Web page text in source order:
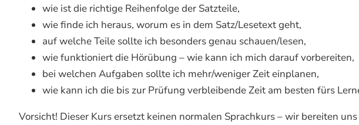
wie ist die richtige Reihenfolge der Satzteile,
wie finde ich heraus, worum es in dem Satz/Lesetext geht,
auf welche Teile sollte ich besonders genau schauen/lesen,
wie funktioniert die Hörübung – wie kann ich mich darauf vorbereiten,
bei welchen Aufgaben sollte ich mehr/weniger Zeit einplanen,
wie kann ich die bis zur Prüfung verbleibende Zeit am besten fürs
Vorsicht! Dieser Kurs ersetzt keinen normalen Sprachkurs – wir bereiten